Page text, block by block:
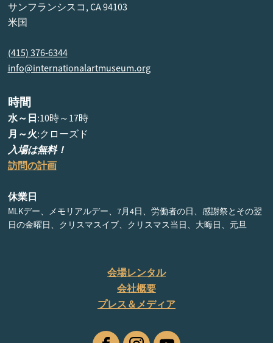
サンフランシスコ, CA 94103
米国
(415) 376-6344
info@internationalartmuseum.org
時間
水～日:10時～17時
月～火:クローズド
入場は無料！
訪問の計画
休業日
MLKデー、メモリアルデー、7月4日、労働者の日、感謝祭とその翌
日の金曜日、クリスマスイブ、クリスマス当日、大晦日、元旦
会場レンタル
会社概要
プレス＆メディア